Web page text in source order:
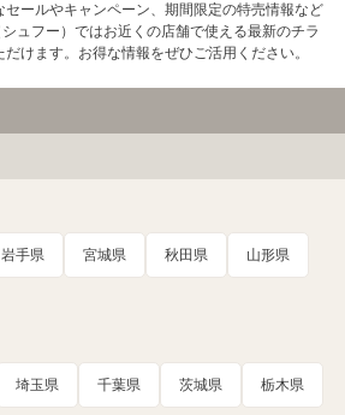
ールやキャンペーン、期間限定の特売情報など
ュフー）ではお近くの店舗で使える最新のチラ
けます。お得な情報をぜひご活用ください。
岩手県 宮城県 秋田県 山形県
埼玉県 千葉県 茨城県 栃木県